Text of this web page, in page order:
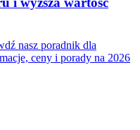
nasz poradnik dla
ceny i porady na 2026